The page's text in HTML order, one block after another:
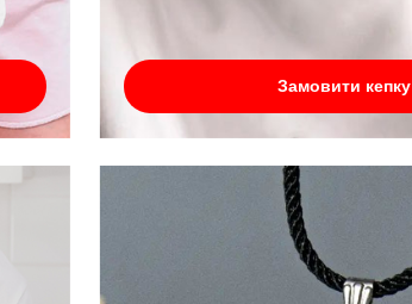
Замовити кепку